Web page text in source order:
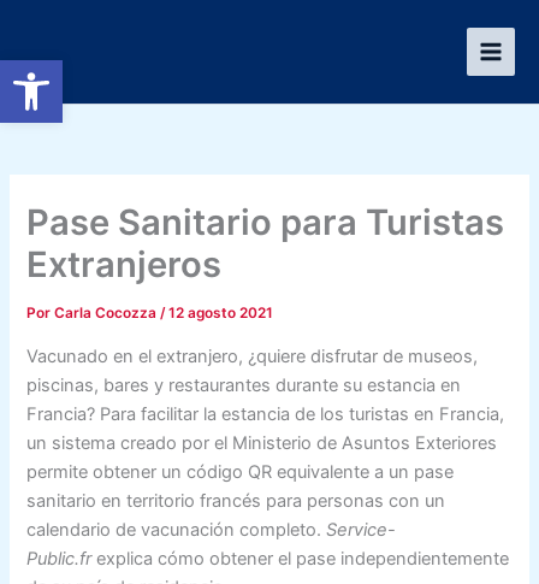
Abrir barra de herramientas
contenido
Pase Sanitario para Turistas
Extranjeros
PorCarla Cocozza/12 agosto 2021
Vacunado en el extranjero, ¿quiere disfrutar de museos,
piscinas, bares y restaurantes durante su estancia en
Francia? Para facilitar la estancia de los turistas en Francia,
un sistema creado por el Ministerio de Asuntos Exteriores
permite obtener un código QR equivalente a un pase
sanitario en territorio francés para personas con un
calendario de vacunación completo.Service-
Public.frexplica cómo obtener el pase independientemente